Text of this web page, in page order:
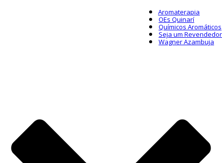
Aromaterapia
OEs Quinarí
Químicos Aromáticos
Seja um Revendedor
Wagner Azambuja